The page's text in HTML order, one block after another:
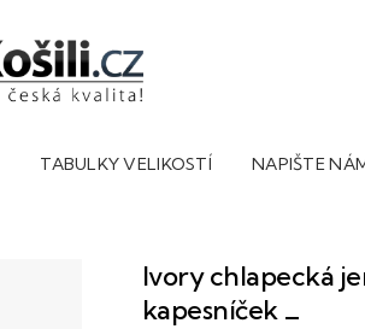
TABULKY VELIKOSTÍ NAPIŠTE
Ivory chlapecká
kapesníček _